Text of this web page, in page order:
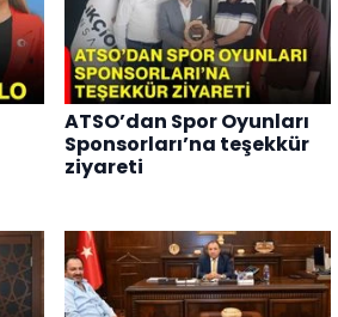
ATSO’dan Spor Oyunları
Sponsorları’na teşekkür
ziyareti